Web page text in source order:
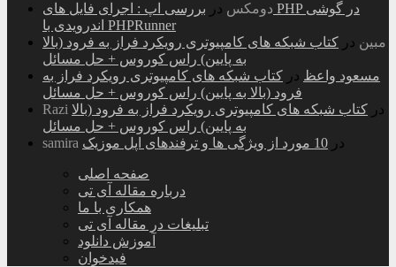
دومکس در بررسی اپ : اجرای فایل های PHP در گوشی
اندرویدی با PHPRunner
مبین در کتاب شبکه های کامپیوتری رویکرد فراز به فرود (بالا
به پایین) راس کوروس + حل مسائل
مسعود واعظ در کتاب شبکه های کامپیوتری رویکرد فراز به
فرود (بالا به پایین) راس کوروس + حل مسائل
Razi
در کتاب شبکه های کامپیوتری رویکرد فراز به فرود (بالا
به پایین) راس کوروس + حل مسائل
samira
در 10 مورد از ویژگی ها و ترفندهای اپل موزیک
صفحه اصلی
درباره مقاله آی تی
همکاری با ما
تبلیغات در مقاله آی تی
آموزش دانلود
فیدخوان